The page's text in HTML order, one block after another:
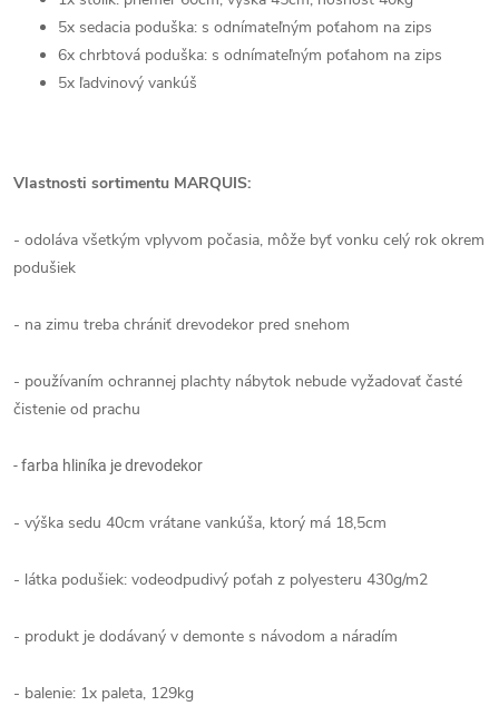
5x sedacia poduška: s odnímateľným poťahom na zips
6x chrbtová poduška: s odnímateľným poťahom na zips
5x ľadvinový vankúš
Vlastnosti sortimentu MARQUIS:
- odoláva všetkým vplyvom počasia, môže byť vonku celý rok okrem
podušiek
- na zimu treba chrániť drevodekor pred snehom
- používaním ochrannej plachty nábytok nebude vyžadovať časté
čistenie od prachu
- farba hliníka je drevodekor
- výška sedu 40cm vrátane vankúša, ktorý má 18,5cm
- látka podušiek: vodeodpudivý poťah z polyesteru 430g/m2
- produkt je dodávaný v demonte s návodom a náradím
- balenie: 1x paleta, 129kg